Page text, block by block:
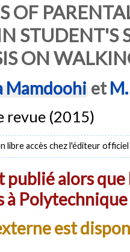
OF
STUDENT'S
ON
Mamdoohi et
revue (2015)
libre accès chez l'éditeur officiel
publié alors
à
est